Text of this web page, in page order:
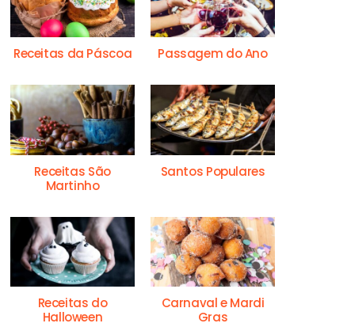
Receitas da Páscoa Passagem do Ano
Receitas São
Martinho
Santos Populares
Receitas do
Halloween
Carnaval e Mardi
Gras